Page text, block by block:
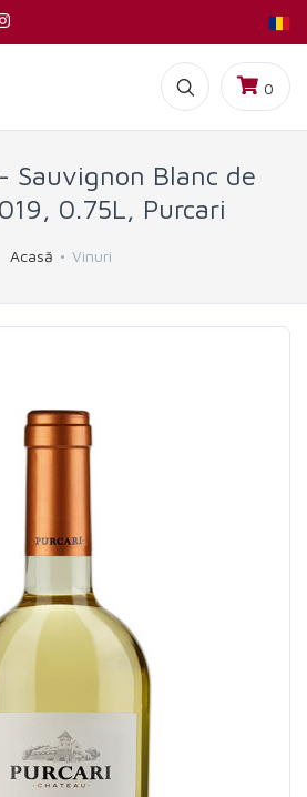
0
Sauvignon Blanc de
0.75L, Purcari
Acasă Vinuri